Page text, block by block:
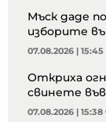
Мъск даде
изборите
07.08.2026 | 15:45
Откриха
свинете
07.08.2026 | 15:38